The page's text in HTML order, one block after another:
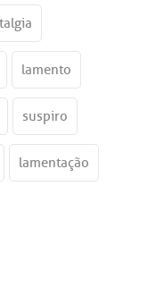
lamento
suspiro
lamentação